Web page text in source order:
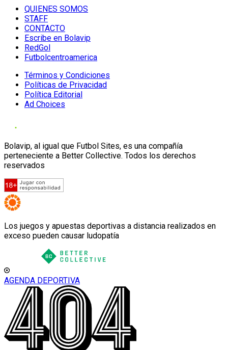
QUIENES SOMOS
STAFF
CONTACTO
Escribe en Bolavip
RedGol
Futbolcentroamerica
Términos y Condiciones
Políticas de Privacidad
Política Editorial
Ad Choices
Bolavip, al igual que Futbol Sites, es una compañía
perteneciente a Better Collective. Todos los derechos
reservados
Los juegos y apuestas deportivas a distancia realizados en
exceso pueden causar ludopatía
AGENDA DEPORTIVA